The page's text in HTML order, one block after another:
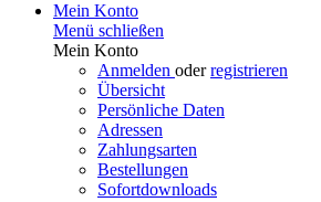
Mein Konto
Menü schließen
Mein Konto
Anmelden oderregistrieren
Übersicht
Persönliche Daten
Adressen
Zahlungsarten
Bestellungen
Sofortdownloads